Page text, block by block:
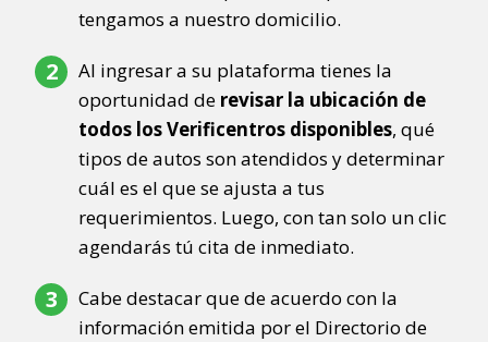
tengamos a nuestro domicilio.
Al ingresar a su plataforma tienes la
oportunidad de revisar la ubicación de
todos los Verificentros disponibles, qué
tipos de autos son atendidos y determinar
cuál es el que se ajusta a tus
requerimientos. Luego, con tan solo un clic
agendarás tú cita de inmediato.
Cabe destacar que de acuerdo con la
información emitida por el Directorio de